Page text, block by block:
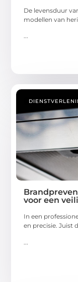
De levensduur
modellen van
...
voor een
In een
en precisie. Juist